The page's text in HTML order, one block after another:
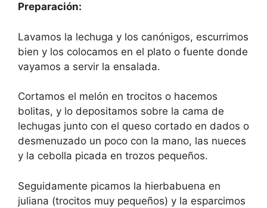
Preparación:
Lavamos la lechuga y los canónigos, escurrimos
bien y los colocamos en el plato o fuente donde
vayamos a servir la ensalada.
Cortamos el melón en trocitos o hacemos
bolitas, y lo depositamos sobre la cama de
lechugas junto con el queso cortado en dados o
desmenuzado un poco con la mano, las nueces
y la cebolla picada en trozos pequeños.
Seguidamente picamos la hierbabuena en
juliana (trocitos muy pequeños) y la esparcimos